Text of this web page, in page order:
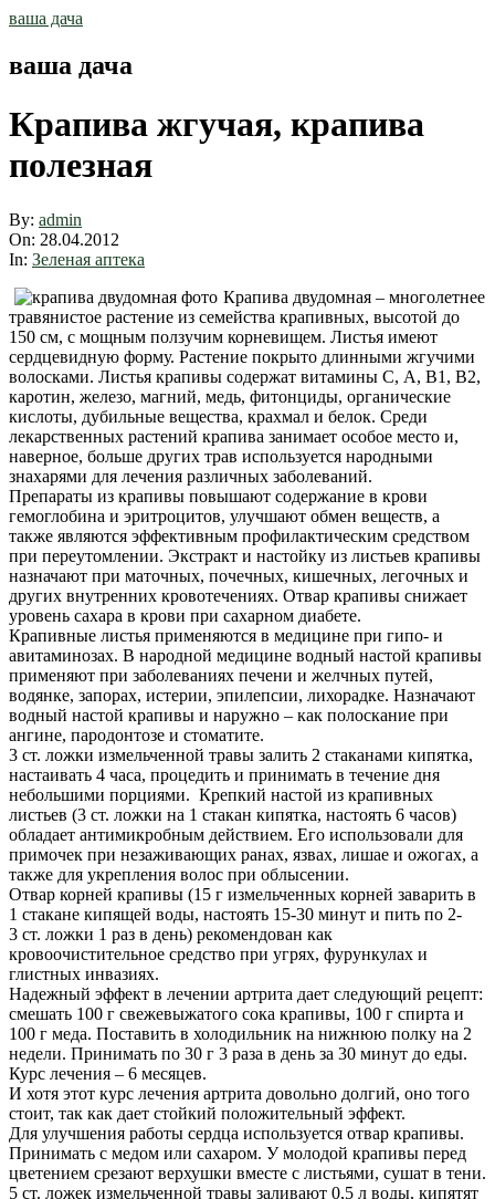
Skip
ваша дача
ваша дача
Крапива жгучая, крапива
полезная
By: admin
On: 28.04.2012
In: Зеленая аптека
Крапива двудомная – многолетнее
травянистое растение из семейства крапивных, высотой до
150 см, с мощным ползучим корневищем. Листья имеют
сердцевидную форму. Растение покрыто длинными жгучими
волосками. Листья крапивы содержат витамины С, А, В1, В2,
каротин, железо, магний, медь, фитонциды, органические
кислоты, дубильные вещества, крахмал и белок. Среди
лекарственных растений крапива занимает особое место и,
наверное, больше других трав используется народными
знахарями для лечения различных заболеваний.
Препараты из крапивы повышают содержание в крови
гемоглобина и эритроцитов, улучшают обмен веществ, а
также являются эффективным профилактическим средством
при переутомлении. Экстракт и настойку из листьев крапивы
назначают при маточных, почечных, кишечных, легочных и
других внутренних кровотечениях. Отвар крапивы снижает
уровень сахара в крови при сахарном диабете.
Крапивные листья применяются в медицине при гипо- и
авитаминозах. В народной медицине водный настой крапивы
применяют при заболеваниях печени и желчных путей,
водянке, запорах, истерии, эпилепсии, лихорадке. Назначают
водный настой крапивы и наружно – как полоскание при
ангине, пародонтозе и стоматите.
3 ст. ложки измельченной травы залить 2 стаканами кипятка,
настаивать 4 часа, процедить и принимать в течение дня
небольшими порциями. Крепкий настой из крапивных
листьев (3 ст. ложки на 1 стакан кипятка, настоять 6 часов)
обладает антимикробным действием. Его использовали для
примочек при незаживающих ранах, язвах, лишае и ожогах, а
также для укрепления волос при облысении.
Отвар корней крапивы (15 г измельченных корней заварить в
1 стакане кипящей воды, настоять 15-30 минут и пить по 2-
3 ст. ложки 1 раз в день) рекомендован как
кровоочистительное средство при угрях, фурункулах и
глистных инвазиях.
Надежный эффект в лечении артрита дает следующий рецепт:
смешать 100 г свежевыжатого сока крапивы, 100 г спирта и
100 г меда. Поставить в холодильник на нижнюю полку на 2
недели. Принимать по 30 г 3 раза в день за 30 минут до еды.
Курс лечения – 6 месяцев.
И хотя этот курс лечения артрита довольно долгий, оно того
стоит, так как дает стойкий положительный эффект.
Для улучшения работы сердца используется отвар крапивы.
Принимать с медом или сахаром. У молодой крапивы перед
цветением срезают верхушки вместе с листьями, сушат в тени.
5 ст. ложек измельченной травы заливают 0,5 л воды, кипятят